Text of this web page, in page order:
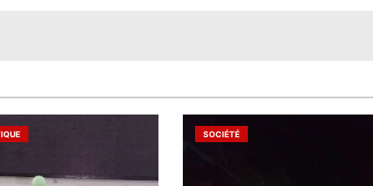
SOCIÉTÉ